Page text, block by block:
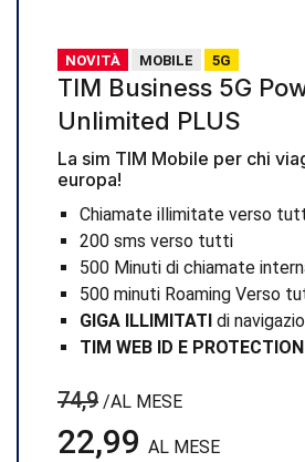
NOVITÀ MOBILE 5G
TIM Business 5G
Unlimited PLUS
La sim TIM Mobile per chi
europa!
Chiamate illimitate verso
200 sms verso tutti
500 Minuti di chiamate
500 minuti Roaming Verso
GIGA ILLIMITATI di
TIM WEB ID E PROTECTION
74,9 /AL MESE
22,99 AL MESE